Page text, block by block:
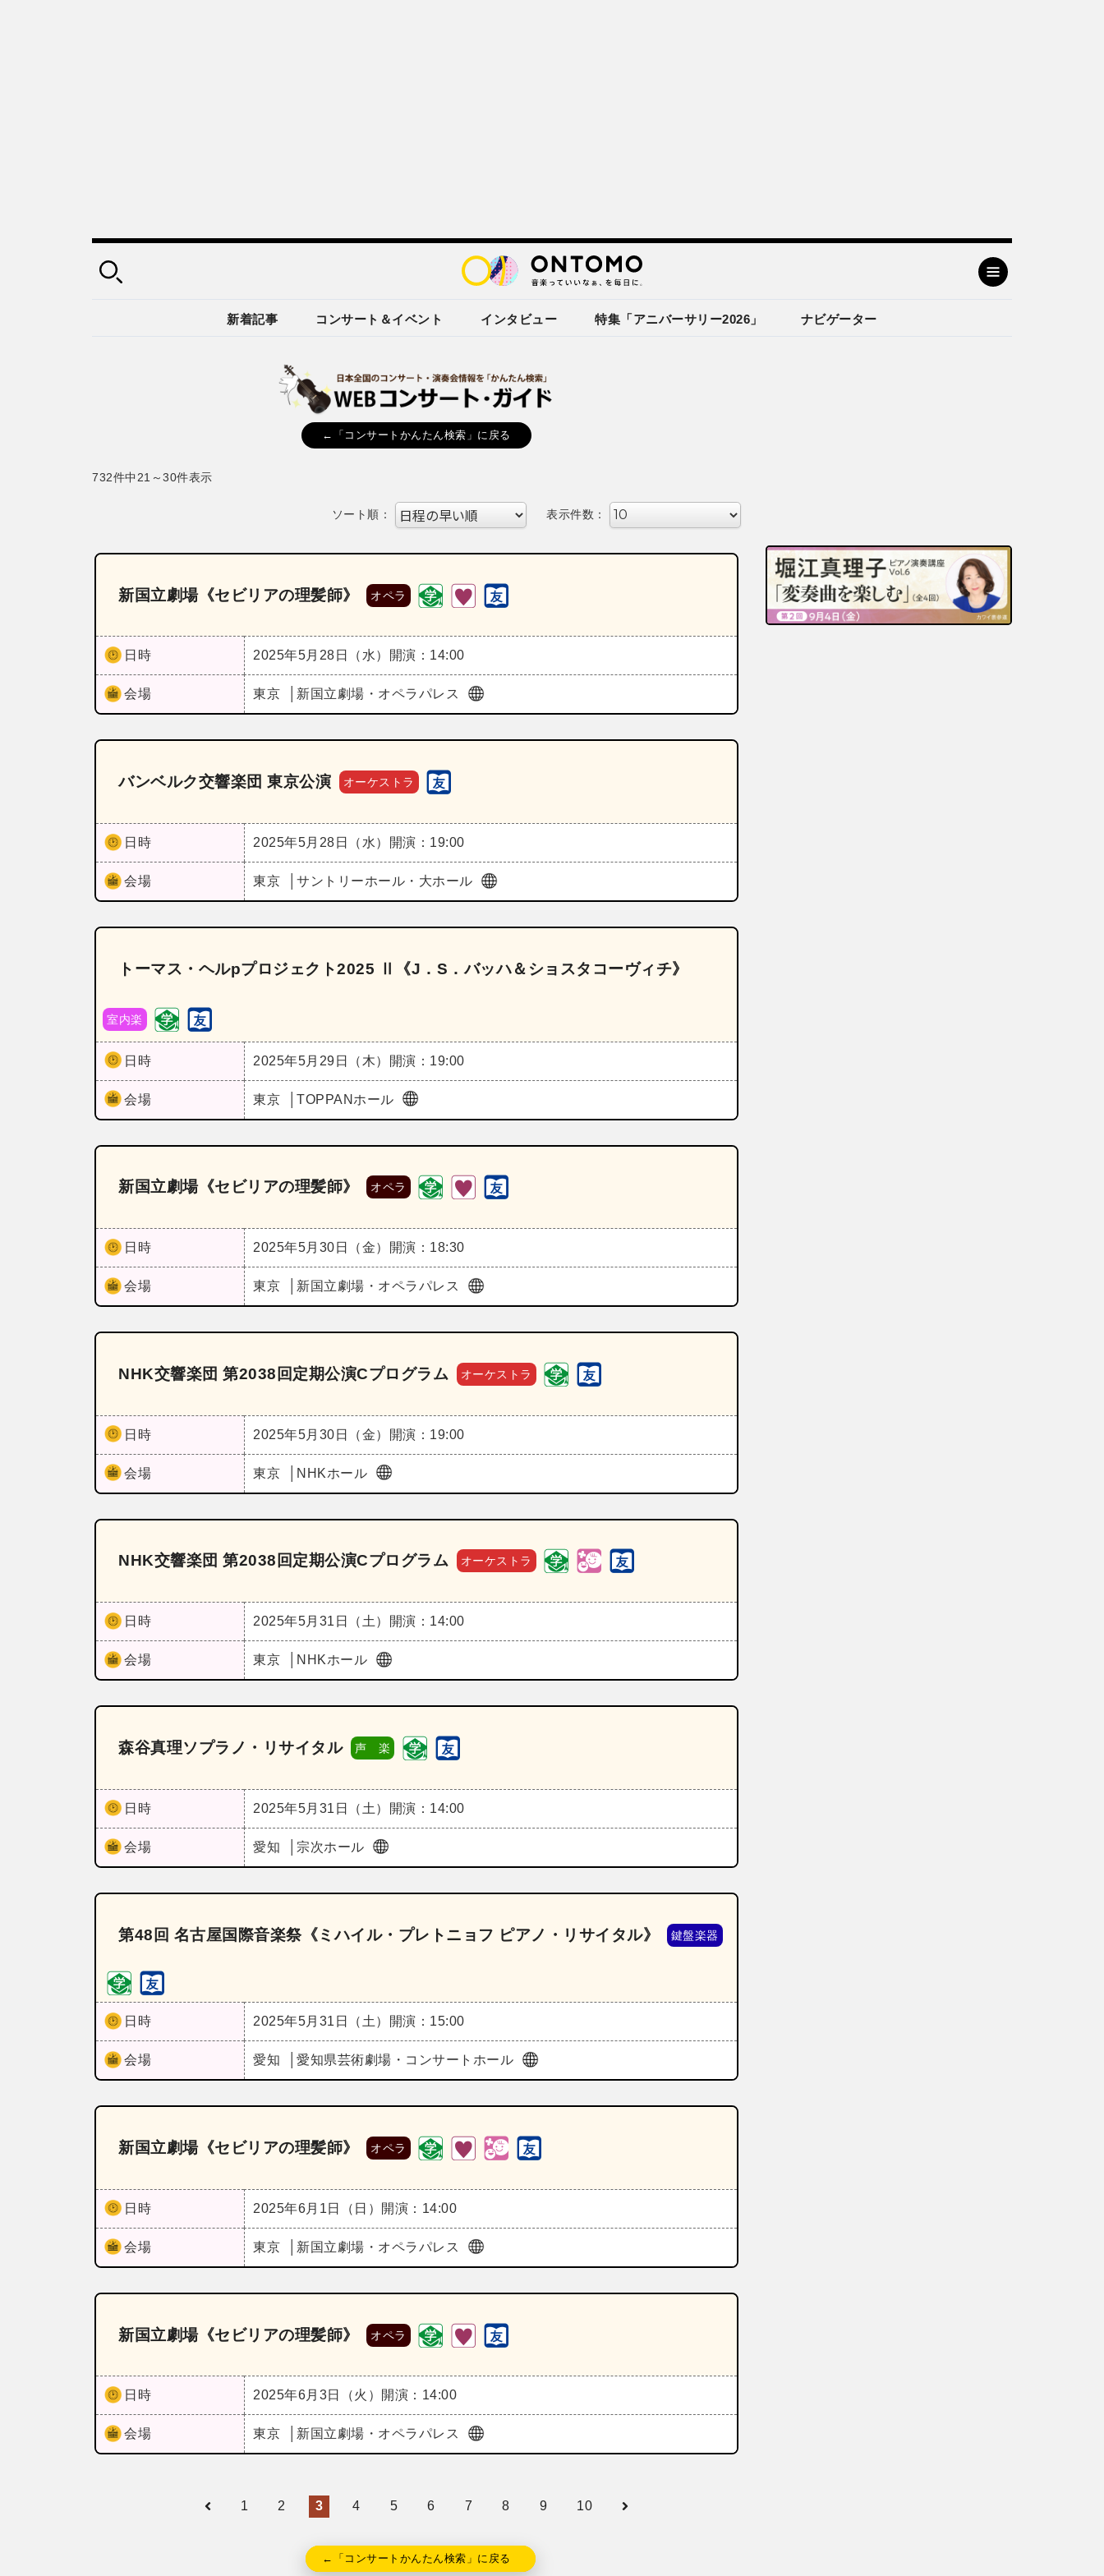
新着記事 コンサート＆イベント インタビュー 特集「アニバーサリー2026」 ナビゲーター
←「コンサートかんたん検索」に戻る
732件中21～30件表示
ソート順： 表示件数：
新国立劇場《セビリアの理髪師》 オペラ
日時 2025年5月28日（水） 開演：14:00
会場 東京 新国立劇場・オペラパレス
バンベルク交響楽団 東京公演 オーケストラ
日時 2025年5月28日（水） 開演：19:00
会場 東京 サントリーホール・大ホール
トーマス・ヘルpプロジェクト2025 Ⅱ《J．S．バッハ＆ショスタコーヴィチ》
室内楽
日時 2025年5月29日（木） 開演：19:00
会場 東京 TOPPANホール
新国立劇場《セビリアの理髪師》 オペラ
日時 2025年5月30日（金） 開演：18:30
会場 東京 新国立劇場・オペラパレス
NHK交響楽団 第2038回定期公演Cプログラム オーケストラ
日時 2025年5月30日（金） 開演：19:00
会場 東京 NHKホール
NHK交響楽団 第2038回定期公演Cプログラム オーケストラ
日時 2025年5月31日（土） 開演：14:00
会場 東京 NHKホール
森谷真理ソプラノ・リサイタル 声 楽
日時 2025年5月31日（土） 開演：14:00
会場 愛知 宗次ホール
第48回 名古屋国際音楽祭《ミハイル・プレトニョフ ピアノ・リサイタル》 鍵盤楽器
日時 2025年5月31日（土） 開演：15:00
会場 愛知 愛知県芸術劇場・コンサートホール
新国立劇場《セビリアの理髪師》 オペラ
日時 2025年6月1日（日） 開演：14:00
会場 東京 新国立劇場・オペラパレス
新国立劇場《セビリアの理髪師》 オペラ
日時 2025年6月3日（火） 開演：14:00
会場 東京 新国立劇場・オペラパレス
1 2 3 4 5 6 7 8 9 10
←「コンサートかんたん検索」に戻る